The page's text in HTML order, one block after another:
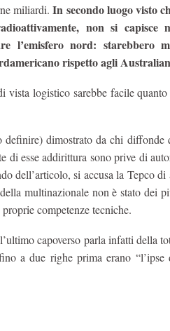
miliardi.In secondo luogo visto
non si capisce
l’emisfero nord: starebbero
rispetto agli
vista logistico sarebbe facile quanto
dimostrato da chi diffonde
di esse addirittura sono prive di
dell’articolo, si accusa la Tepco di
multinazionale non è stato dei
competenze tecniche.
capoverso parla infatti della
a due righe prima erano